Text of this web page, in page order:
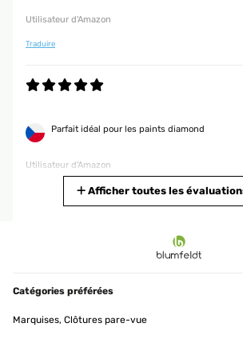
Utilisateur d'Amazon
Traduire
Parfait idéal pour les paints diamond
Utilisateur d'Amazon
Afficher toutes les
Catégories préférées
Marquises, Clôtures pare-vue